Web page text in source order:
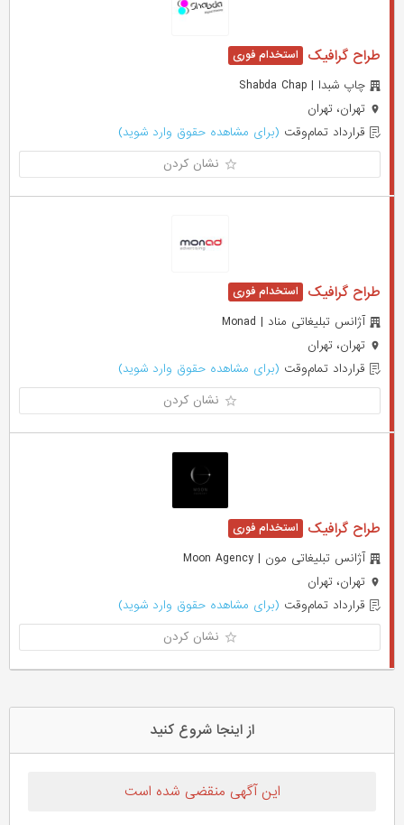
طراح گرافیک
چاپ شبدا | Shabda Chap
تهران، تهران
قرارداد تمام‌وقت (برای مشاهده حقوق وارد شوید)
نشان کردن
طراح گرافیک
آژانس تبلیغاتی مناد | Monad
تهران، تهران
قرارداد تمام‌وقت (برای مشاهده حقوق وارد شوید)
نشان کردن
طراح گرافیک
آژانس تبلیغاتی مون | Moon Agency
تهران، تهران
قرارداد تمام‌وقت (برای مشاهده حقوق وارد شوید)
نشان کردن
از اینجا شروع کنید
این آگهی منقضی شده است